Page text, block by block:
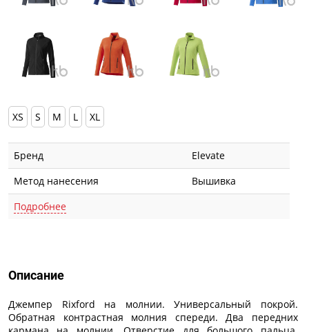
XS S M L XL
Бренд
Elevate
Метод нанесения
Вышивка
Подробнее
Описание
Джемпер Rixford на молнии. Универсальный покрой.
Обратная контрастная молния спереди. Два передних